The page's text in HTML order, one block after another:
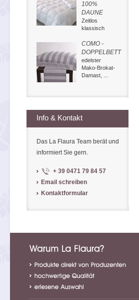
100%
DAUNE
Zeitlos
klassisch
COMO -
DOPPELBETT
edelster
Mako-Brokat-
Damast, ...
Info & Kontakt
Das La Flaura Team berät und
informiert Sie gern.
+ 39 0471 79 84 57
Email schreiben
Kontaktformular